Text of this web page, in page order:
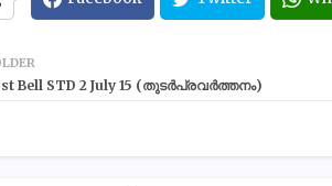
Bell STD 2 July 15 (തുടർപ്രവർത്തനം)